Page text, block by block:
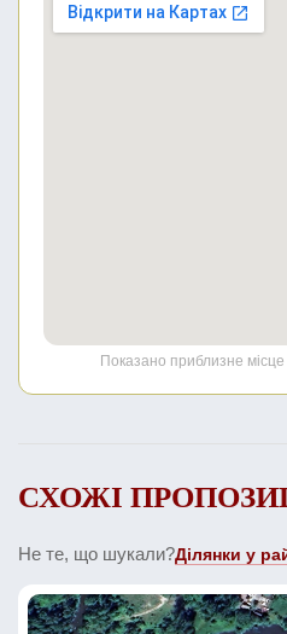
Показано приблизне
СХОЖІ
Не те, що шукали?Ділянки у